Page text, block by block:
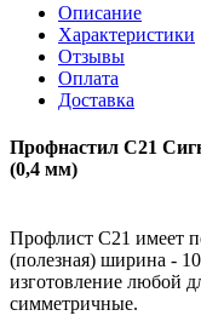
Описание
Характеристики
Отзывы
Оплата
Доставка
Профнастил С21
(0,4 мм)
Профлист С21 имеет
(полезная) ширина -
изготовление любой
симметричные.